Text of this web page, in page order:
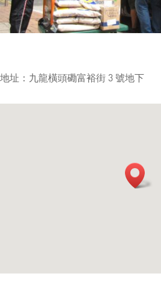
地址：九龍橫頭磡富裕街 3 號地下